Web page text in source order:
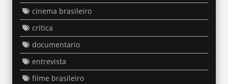
cinema brasileiro
critica
documentario
entrevista
filme brasileiro